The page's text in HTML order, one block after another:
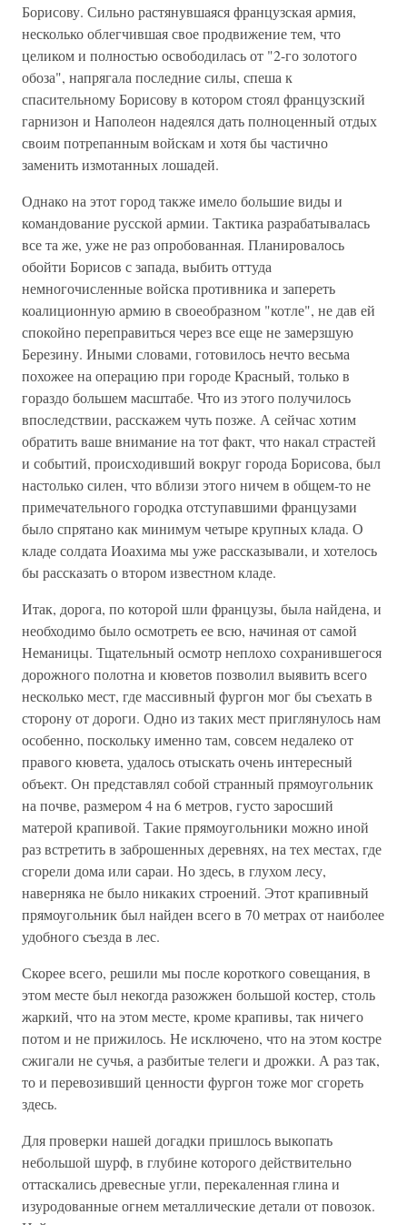
Борисову. Сильно растянувшаяся французская армия,
несколько облегчившая свое продвижение тем, что
целиком и полностью освободилась от "2-го золотого
обоза", напрягала последние силы, спеша к
спасительному Борисову в котором стоял французский
гарнизон и Наполеон надеялся дать полноценный отдых
своим потрепанным войскам и хотя бы частично
заменить измотанных лошадей.
Однако на этот город также имело большие виды и
командование русской армии. Тактика разрабатывалась
все та же, уже не раз опробованная. Планировалось
обойти Борисов с запада, выбить оттуда
немногочисленные войска противника и запереть
коалиционную армию в своеобразном "котле", не дав ей
спокойно переправиться через все еще не замерзшую
Березину. Иными словами, готовилось нечто весьма
похожее на операцию при городе Красный, только в
гораздо большем масштабе. Что из этого получилось
впоследствии, расскажем чуть позже. А сейчас хотим
обратить ваше внимание на тот факт, что накал страстей
и событий, происходивший вокруг города Борисова, был
настолько силен, что вблизи этого ничем в общем-то не
примечательного городка отступавшими французами
было спрятано как минимум четыре крупных клада. О
кладе солдата Иоахима мы уже рассказывали, и хотелось
бы рассказать о втором известном кладе.
Итак, дорога, по которой шли французы, была найдена, и
необходимо было осмотреть ее всю, начиная от самой
Неманицы. Тщательный осмотр неплохо сохранившегося
дорожного полотна и кюветов позволил выявить всего
несколько мест, где массивный фургон мог бы съехать в
сторону от дороги. Одно из таких мест приглянулось нам
особенно, поскольку именно там, совсем недалеко от
правого кювета, удалось отыскать очень интересный
объект. Он представлял собой странный прямоугольник
на почве, размером 4 на 6 метров, густо заросший
матерой крапивой. Такие прямоугольники можно иной
раз встретить в заброшенных деревнях, на тех местах, где
сгорели дома или сараи. Но здесь, в глухом лесу,
наверняка не было никаких строений. Этот крапивный
прямоугольник был найден всего в 70 метрах от наиболее
удобного съезда в лес.
Скорее всего, решили мы после короткого совещания, в
этом месте был некогда разожжен большой костер, столь
жаркий, что на этом месте, кроме крапивы, так ничего
потом и не прижилось. Не исключено, что на этом костре
сжигали не сучья, а разбитые телеги и дрожки. А раз так,
то и перевозивший ценности фургон тоже мог сгореть
здесь.
Для проверки нашей догадки пришлось выкопать
небольшой шурф, в глубине которого действительно
оттаскались древесные угли, перекаленная глина и
изуродованные огнем металлические детали от повозок.